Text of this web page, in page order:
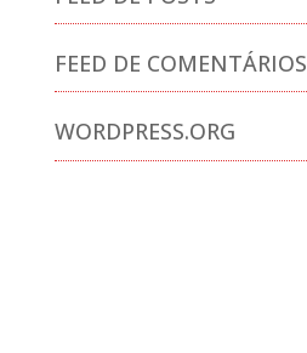
FEED DE COMENTÁRIOS
WORDPRESS.ORG